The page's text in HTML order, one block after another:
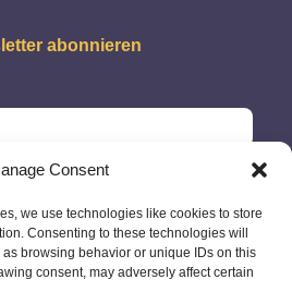
Consent
we use technologies like cookies to store
Consenting to these technologies will
browsing behavior or unique IDs on this
consent, may adversely affect certain
abonnieren